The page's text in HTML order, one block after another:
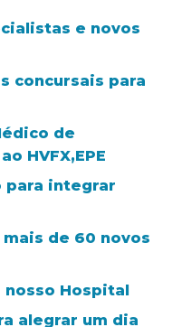
e novos
concursais para
de
HVFX,EPE
para integrar
de 60 novos
Hospital
alegrar um dia